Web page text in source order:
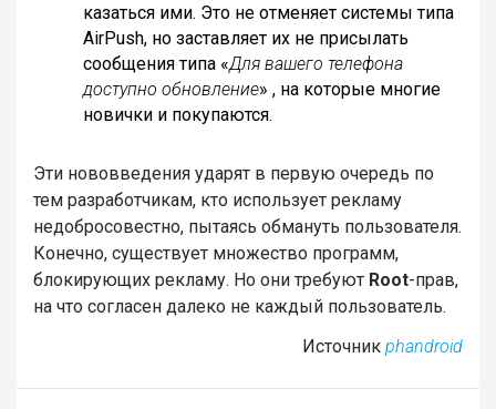
казаться ими. Это не отменяет системы типа
AirPush, но заставляет их не присылать
сообщения типа «Для вашего телефона
доступно обновление» , на которые многие
новички и покупаются.
Эти нововведения ударят в первую очередь по
тем разработчикам, кто использует рекламу
недобросовестно, пытаясь обмануть пользователя.
Конечно, существует множество программ,
блокирующих рекламу. Но они требуют Root-прав,
на что согласен далеко не каждый пользователь.
Источник phandroid